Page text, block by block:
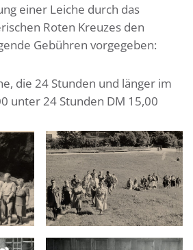
einer Leiche durch das
Roten Kreuzes den
Gebühren vorgegeben:
die 24 Stunden und länger im
unter 24 Stunden DM 15,00